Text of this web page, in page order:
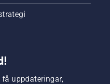
uppdateringar,